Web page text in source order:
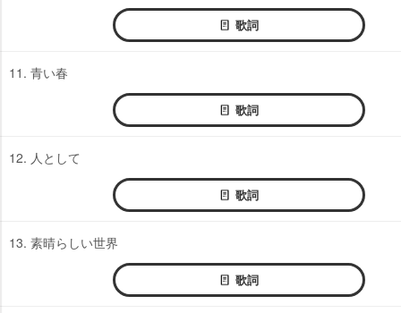
歌詞
11. 青い春
歌詞
12. 人として
歌詞
13. 素晴らしい世界
歌詞